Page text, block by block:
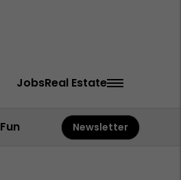
JobsReal Estate
Fun Newsletter